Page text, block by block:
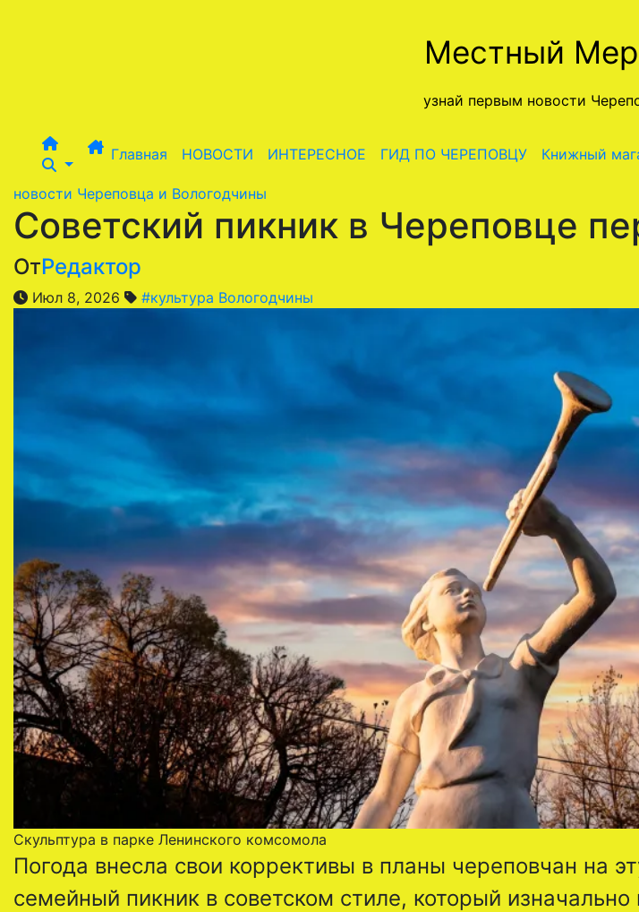
Местный
узнай первым новости
Главная НОВОСТИ ИНТЕРЕСНОЕ ГИД ПО ЧЕРЕПОВЦУ Книжный
новости Череповца и Вологодчины
Советский пикник в Череповце
ОтРедактор
Июл 8, 2026 #культура Вологодчины
Скульптура в парке Ленинского комсомола
Погода внесла свои коррективы в планы череповчан на
семейный пикник в советском стиле, который